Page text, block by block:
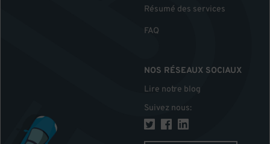
Résumé des services
FAQ
NOS RÉSEAUX SOCIAUX
Lire notre blog
Suivez nous: